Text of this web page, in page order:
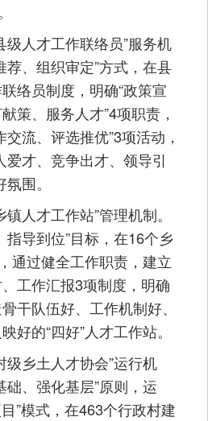
人才工作联络员”服务机
荐、组织审定”方式，在县
络员制度，明确“政策宣
策、服务人才”4项职责，
流、评选推优”3项活动，
爱才、竞争出才、领导引
围。
人才工作站”管理机制。
指导到位”目标，在16个乡
通过健全工作职责，建立
工作汇报3项制度，明确
干队伍好、工作机制好、
好的“四好”人才工作站。
乡土人才协会”运行机
础、强化基层”原则，运
”模式，在463个行政村建